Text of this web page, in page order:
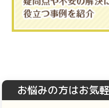
お悩みの方はお気